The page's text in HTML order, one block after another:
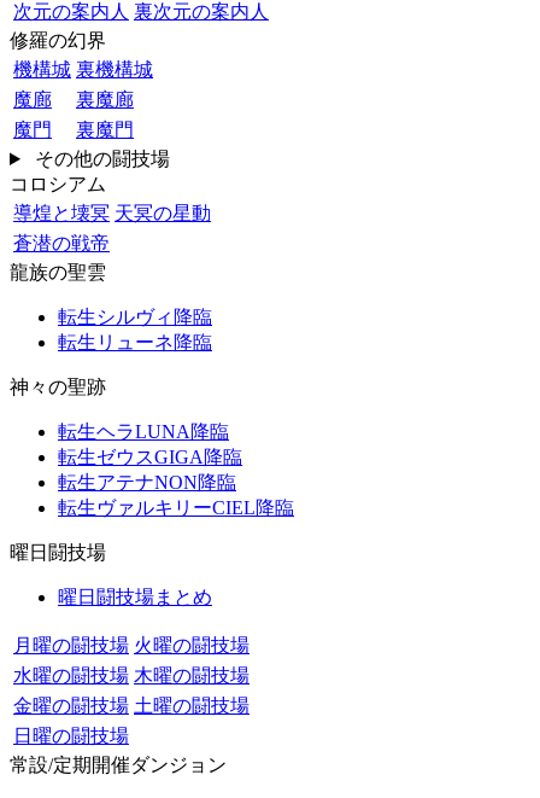
次元の案内人 裏次元の案内人
修羅の幻界
機構城 裏機構城
魔廊
裏魔廊
魔門
裏魔門
その他の闘技場
コロシアム
導煌と壊冥 天冥の星動
蒼潜の戦帝
龍族の聖雲
転生シルヴィ降臨
転生リューネ降臨
神々の聖跡
転生ヘラLUNA降臨
転生ゼウスGIGA降臨
転生アテナNON降臨
転生ヴァルキリーCIEL降臨
曜日闘技場
曜日闘技場まとめ
月曜の闘技場 火曜の闘技場
水曜の闘技場 木曜の闘技場
金曜の闘技場 土曜の闘技場
日曜の闘技場
常設/定期開催ダンジョン